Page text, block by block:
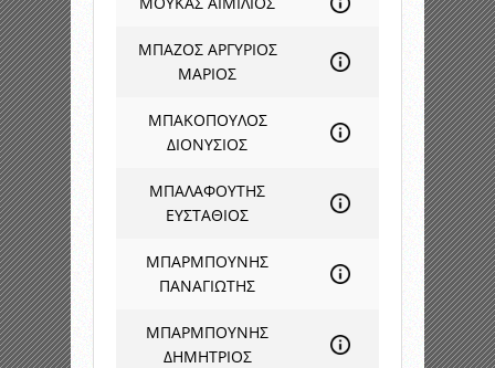
ΜΠΑΖΟΣ ΑΡΓΥΡΙΟΣ
ΜΑΡΙΟΣ
ΜΠΑΚΟΠΟΥΛΟΣ
ΔΙΟΝΥΣΙΟΣ
ΜΠΑΛΑΦΟΥΤΗΣ
ΕΥΣΤΑΘΙΟΣ
ΜΠΑΡΜΠΟΥΝΗΣ
ΠΑΝΑΓΙΩΤΗΣ
ΜΠΑΡΜΠΟΥΝΗΣ
ΔΗΜΗΤΡΙΟΣ